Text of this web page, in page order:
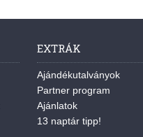
EXTRÁK
Ajándékutalványok
Partner program
Ajánlatok
13 naptár tipp!